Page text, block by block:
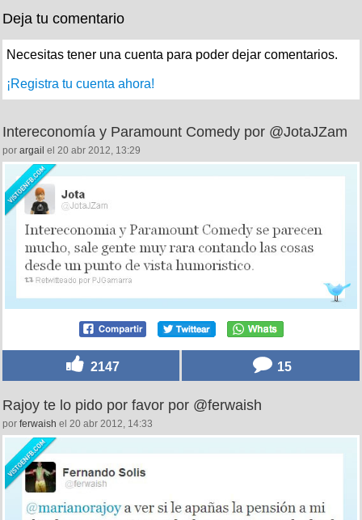
Deja tu comentario
Necesitas tener una cuenta para poder dejar comentarios.
¡Registra tu cuenta ahora!
Intereconomía y Paramount Comedy por @JotaJZam
por argail el 20 abr 2012, 13:29
2147 15
Rajoy te lo pido por favor por @ferwaish
por ferwaish el 20 abr 2012, 14:33